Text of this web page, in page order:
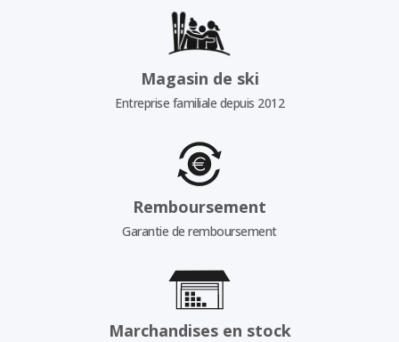
Magasin de ski
Entreprise familiale depuis 2012
Remboursement
Garantie de remboursement
Marchandises en stock